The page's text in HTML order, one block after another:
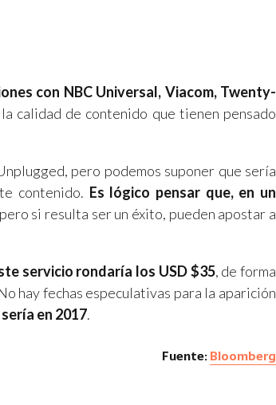
con NBC Universal, Viacom, Twenty-
calidad de contenido que tienen pensado
pero podemos suponer que sería
contenido. Es lógico pensar que, en un
si resulta ser un éxito, pueden apostar a
servicio rondaría los USD $35, de forma
hay fechas especulativas para la aparición
en 2017.
Fuente:Bloomberg